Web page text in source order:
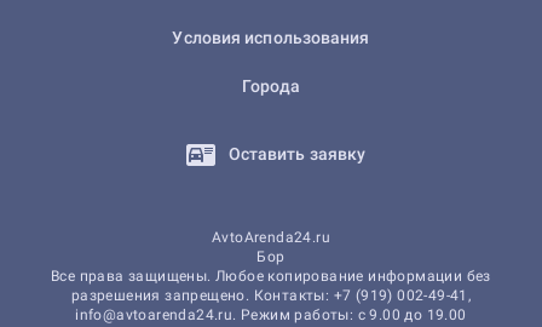
Условия использования
Города
Оставить заявку
AvtoArenda24.ru
Бор
Все права защищены. Любое копирование информации без
разрешения запрещено. Контакты: +7 (919) 002-49-41,
info@avtoarenda24.ru. Режим работы: с 9.00 до 19.00